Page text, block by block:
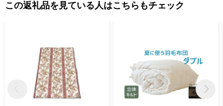
この返礼品を見ている人はこちらもチェック